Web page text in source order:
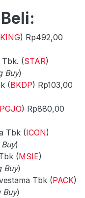
KING) Rp492,00
Tbk. (STAR)
Buy)
(BKDP) Rp103,00
PGJO) Rp880,00
Tbk (ICON)
)
(MSIE)
Buy)
Tbk (PACK)
Buy)